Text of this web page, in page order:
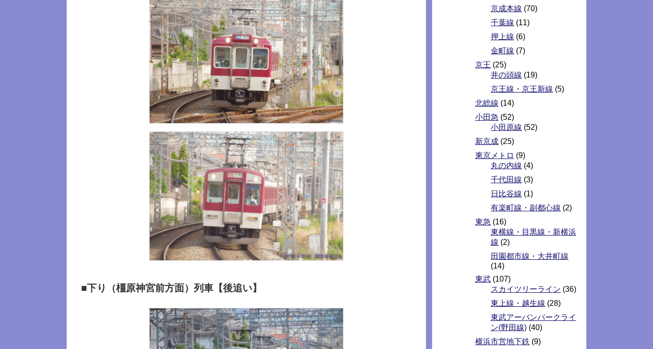
■下り（橿原神宮前方面）列車【後追い】
京成本線 (70)
千葉線 (11)
押上線 (6)
金町線 (7)
京王 (25)
井の頭線 (19)
京王線・京王新線 (5)
北総線 (14)
小田急 (52)
小田原線 (52)
新京成 (25)
東京メトロ (9)
丸の内線 (4)
千代田線 (3)
日比谷線 (1)
有楽町線・副都心線 (2)
東急 (16)
東横線・目黒線・新横浜
線 (2)
田園都市線・大井町線
(14)
東武 (107)
スカイツリーライン (36)
東上線・越生線 (28)
東武アーバンパークライ
ン(野田線) (40)
横浜市営地下鉄 (9)